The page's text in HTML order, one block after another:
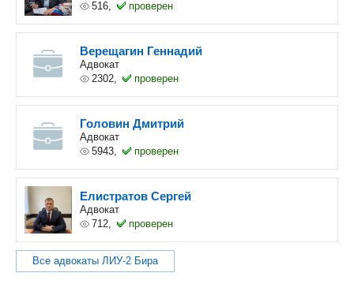
516,
проверен
Верещагин Геннадий
Адвокат
2302,
проверен
Головин Дмитрий
Адвокат
5943,
проверен
Елистратов Сергей
Адвокат
712,
проверен
Все адвокаты ЛИУ-2 Бира